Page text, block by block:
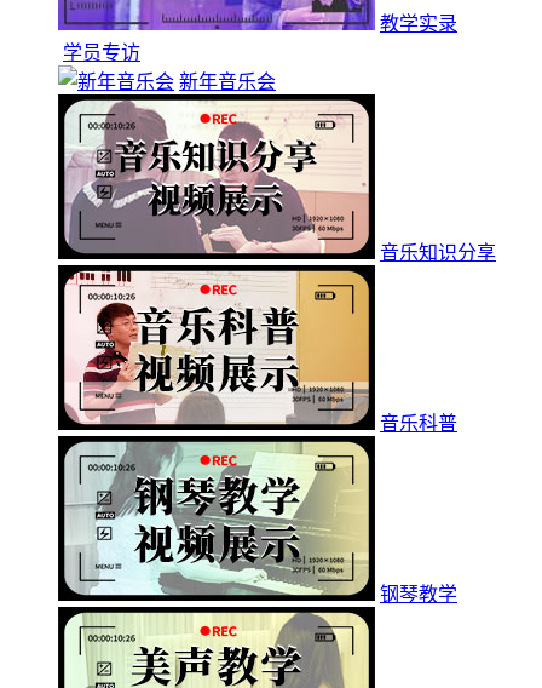
教学实录
学员专访
新年音乐会
音乐知识分享
音乐科普
钢琴教学